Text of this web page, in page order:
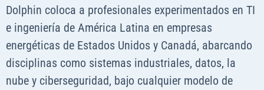
Dolphin coloca a profesionales experimentados en TI
e ingeniería de América Latina en empresas
energéticas de Estados Unidos y Canadá, abarcando
disciplinas como sistemas industriales, datos, la
nube y ciberseguridad, bajo cualquier modelo de